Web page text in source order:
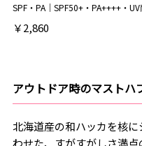
SPF・PA｜SPF50+・PA++++・
￥2,860
アウトドア時のマストハ
北海道産の和ハッカを核
わせた、すがすがしさ満